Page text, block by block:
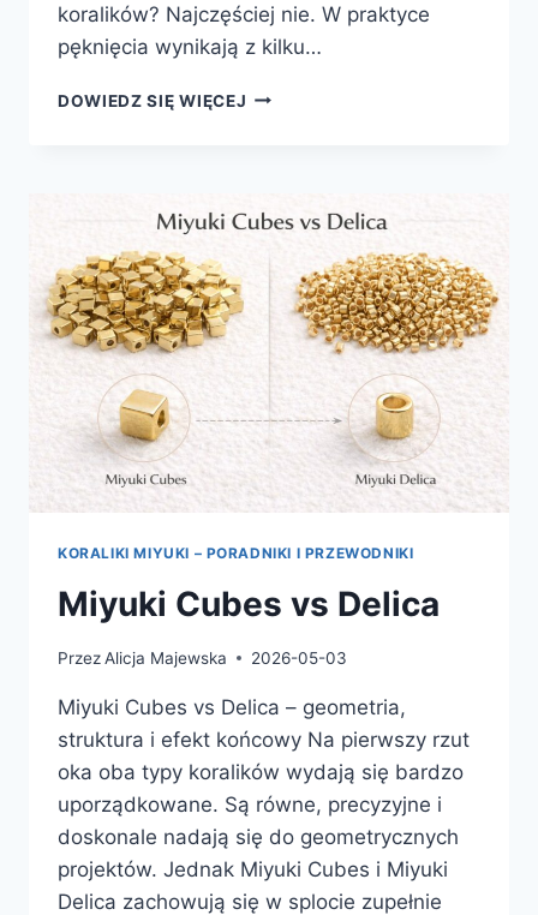
koralików? Najczęściej nie. W praktyce
pęknięcia wynikają z kilku…
DOWIEDZ SIĘ WIĘCEJ DLACZEGO
CZASEM
KORALIKI MIYUKI – PORADNIKI I PRZEWODNIKI
Miyuki Cubes vs Delica
PrzezAlicja Majewska 2026-05-03
Miyuki Cubes vs Delica – geometria,
struktura i efekt końcowy Na pierwszy rzut
oka oba typy koralików wydają się bardzo
uporządkowane. Są równe, precyzyjne i
doskonale nadają się do geometrycznych
projektów. Jednak Miyuki Cubes i Miyuki
Delica zachowują się w splocie zupełnie